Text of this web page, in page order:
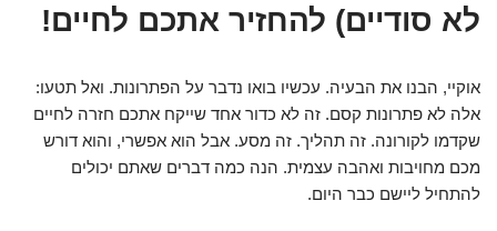
לא סודיים) להחזיר אתכם לחיים!
אוקיי, הבנו את הבעיה. עכשיו בואו נדבר על הפתרונות. ואל תטעו:
אלה לא פתרונות קסם. זה לא כדור אחד שייקח אתכם חזרה לחיים
שקדמו לקורונה. זה תהליך. זה מסע. אבל הוא אפשרי, והוא דורש
מכם מחויבות ואהבה עצמית. הנה כמה דברים שאתם יכולים
להתחיל ליישם כבר היום.